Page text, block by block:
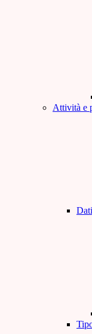
Attività e